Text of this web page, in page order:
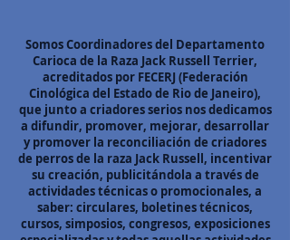
Somos Coordinadores del Departamento
Carioca de la Raza Jack Russell Terrier,
acreditados por FECERJ (Federación
Cinológica del Estado de Rio de Janeiro),
que junto a criadores serios nos dedicamos
a difundir, promover, mejorar, desarrollar
y promover la reconciliación de criadores
de perros de la raza Jack Russell, incentivar
su creación, publicitándola a través de
actividades técnicas o promocionales, a
saber: circulares, boletines técnicos,
cursos, simposios, congresos, exposiciones